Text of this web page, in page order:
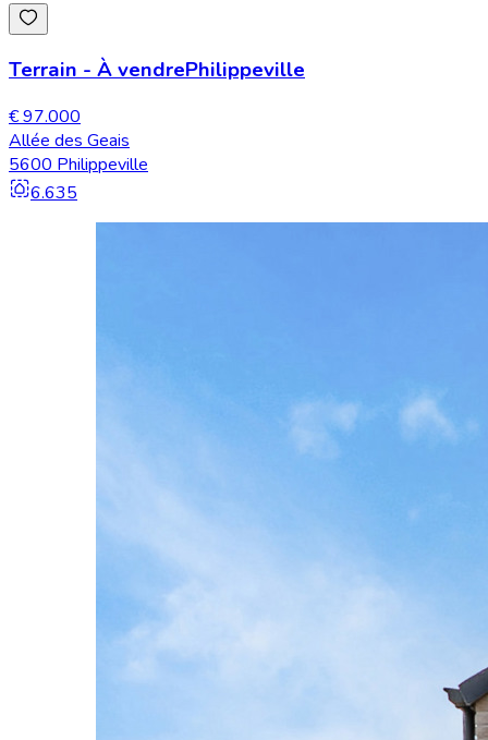
Terrain - À vendrePhilippeville
€ 97.000
Allée des Geais
5600 Philippeville
6.635